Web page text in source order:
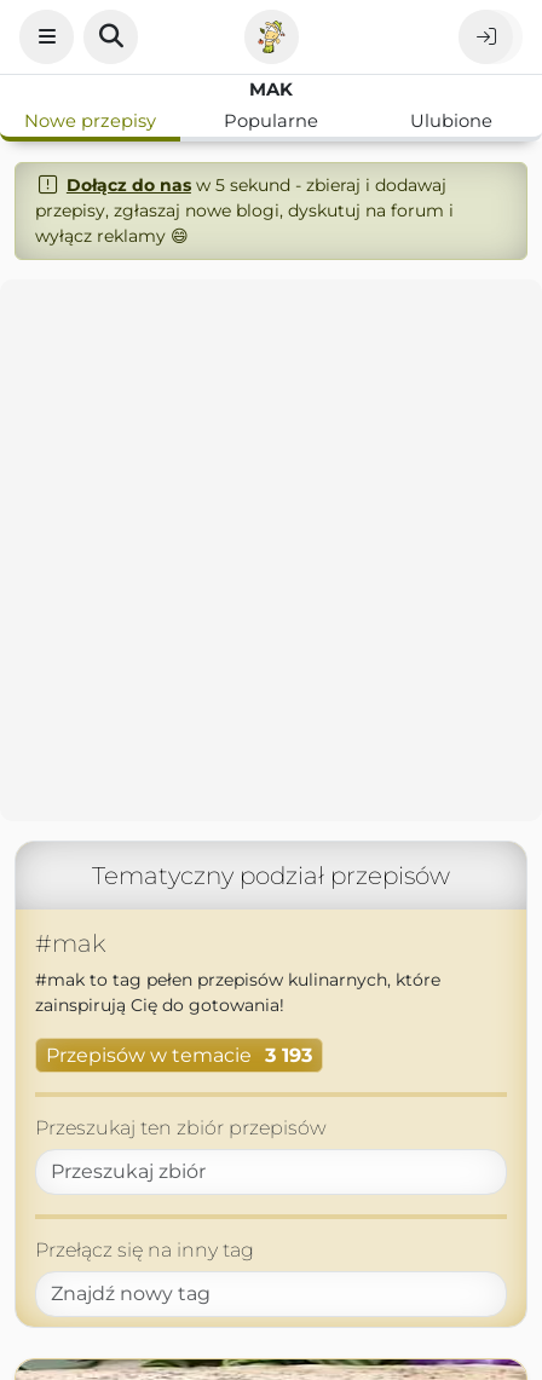
MAK
Nowe przepisy
Popularne Ulubione
Dołącz do nasw 5 sekund - zbieraj i dodawaj
przepisy, zgłaszaj nowe blogi, dyskutuj na forum i
wyłącz reklamy 😄
Tematyczny podział przepisów
#mak
#mak to tag pełen przepisów kulinarnych, które
zainspirują Cię do gotowania!
Przepisów w temacie 3 193
Przeszukaj ten zbiór przepisów
Przełącz się na inny tag